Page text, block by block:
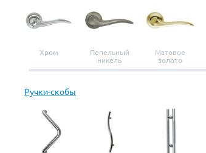
Хром
Пепельный
никель
Матовое
золото
Ручки-скобы